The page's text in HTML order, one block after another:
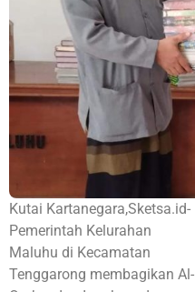
Kutai Kartanegara,Sketsa.id-
Pemerintah Kelurahan
Maluhu di Kecamatan
Tenggarong membagikan Al-